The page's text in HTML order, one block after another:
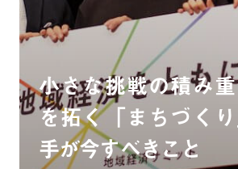
小さな挑戦の積み
を拓く「まちづく
手が今すべきこと